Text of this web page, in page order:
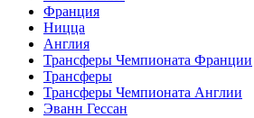
Франция
Ницца
Англия
Трансферы Чемпионата Франции
Трансферы
Трансферы Чемпионата Англии
Эванн Гессан